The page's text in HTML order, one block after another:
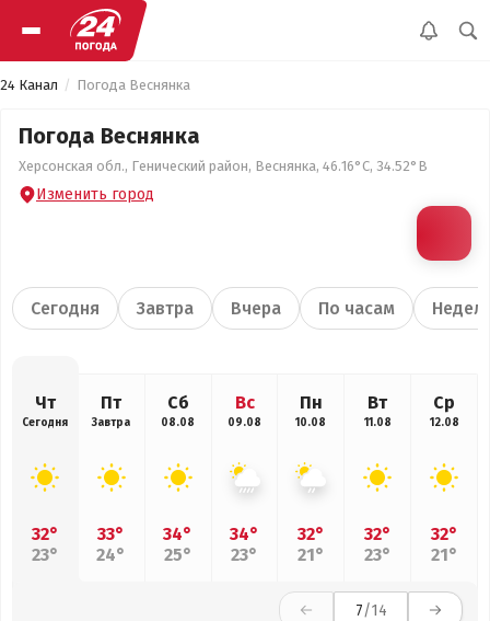
24 Канал Погода Веснянка
Погода Веснянка
Херсонская обл., Генический район, Веснянка, 46.16°С, 34.52°В
Изменить город
Сегодня Завтра Вчера По часам
Чт
Сегодня
32°
23°
Пт
Завтра
33°
24°
Сб
08.08
34°
25°
Вс
09.08
34°
23°
Пн
10.08
32°
21°
Вт
11.08
32°
23°
Ср
12.08
32°
21°
7/14